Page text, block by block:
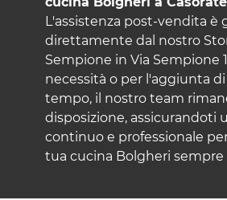
L'assistenza post-vendita è
direttamente dal nostro
Sempione in Via Sempione
necessità o per l'aggiunta
tempo, il nostro team
disposizione, assicurandoti
continuo e professionale
tua cucina Bolgheri